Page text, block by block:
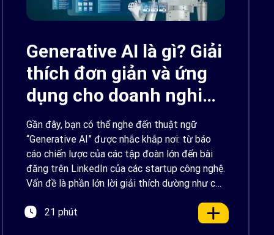
Generative AI là gì? Giải
thích đơn giản và ứng
dụng cho doanh nghiệp
Việt Nam 2026
Gần đây, bạn có thể nghe đến thuật ngữ
“Generative AI” được nhắc khắp nơi: từ báo
cáo chiến lược của các tập đoàn lớn đến bài
đăng trên LinkedIn của các startup công nghệ.
Vấn đề là phần lớn lời giải thích dường như chỉ
21 phút